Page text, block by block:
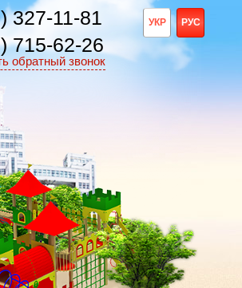
РУС
УКР
327-11-81
715-62-26
обратный звонок